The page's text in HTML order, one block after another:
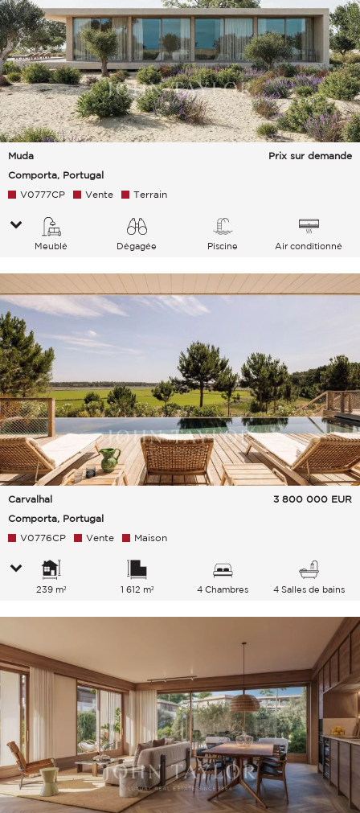
Muda
Comporta, Portugal
Prix sur demande
V0777CP Vente Terrain
Meublé
Dégagée
Piscine Air conditionné
Carvalhal
Comporta, Portugal
3 800 000 EUR
V0776CP Vente Maison
239 m² 1 612 m² 4 Chambres 4 Salles de bains